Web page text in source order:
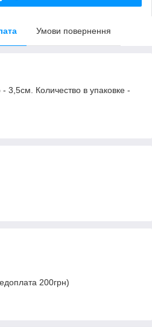
Умови повернення
3,5см. Количество в упаковке -
200грн)